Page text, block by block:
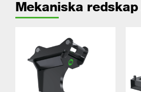
Mekaniska redskap